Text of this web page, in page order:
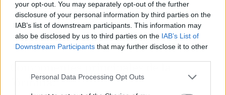
your opt-out. You may separately opt-out of the further
disclosure of your personal information by third parties on the
IAB’s list of downstream participants. This information may
also be disclosed by us to third parties on the IAB’s List of
Downstream Participants that may further disclose it to other
Personal Data Processing Opt Outs
Resultado de larga duración (hasta 6 meses);
Bajoconsumo- hasta 13 aplicaciones por frasco;
Seguro y cómodo de usar en salón.
fórmula: